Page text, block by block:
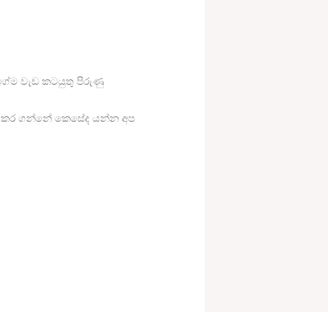
වැඩ කටයුතු පිරුණු
කර ගන්නේ කෙසේද යන්න අප